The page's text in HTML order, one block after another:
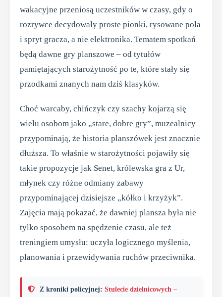
wakacyjne przeniosą uczestników w czasy, gdy o
rozrywce decydowały proste pionki, rysowane pola
i spryt gracza, a nie elektronika. Tematem spotkań
będą dawne gry planszowe – od tytułów
pamiętających starożytność po te, które stały się
przodkami znanych nam dziś klasyków.
Choć warcaby, chińczyk czy szachy kojarzą się
wielu osobom jako „stare, dobre gry”, muzealnicy
przypominają, że historia planszówek jest znacznie
dłuższa. To właśnie w starożytności pojawiły się
takie propozycje jak Senet, królewska gra z Ur,
młynek czy różne odmiany zabawy
przypominającej dzisiejsze „kółko i krzyżyk”.
Zajęcia mają pokazać, że dawniej plansza była nie
tylko sposobem na spędzenie czasu, ale też
treningiem umysłu: uczyła logicznego myślenia,
planowania i przewidywania ruchów przeciwnika.
Z kroniki policyjnej: Stulecie dzielnicowych –